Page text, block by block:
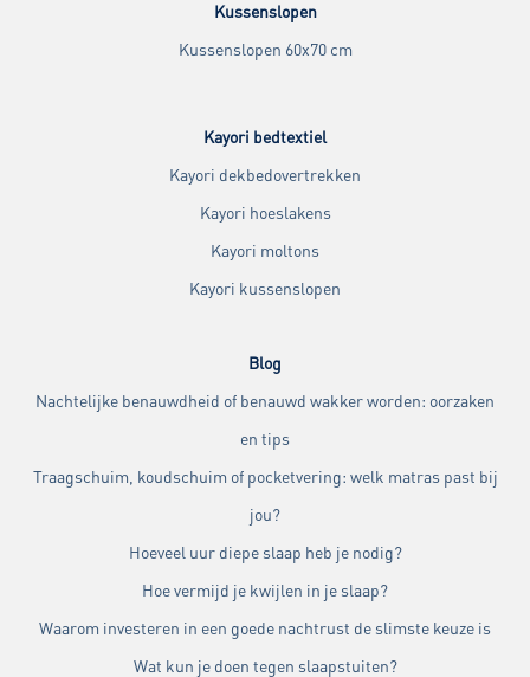
Kussenslopen
Kussenslopen 60x70 cm
Kayori bedtextiel
Kayori dekbedovertrekken
Kayori hoeslakens
Kayori moltons
Kayori kussenslopen
Blog
Nachtelijke benauwdheid of benauwd wakker worden: oorzaken
en tips
Traagschuim, koudschuim of pocketvering: welk matras past bij
jou?
Hoeveel uur diepe slaap heb je nodig?
Hoe vermijd je kwijlen in je slaap?
Waarom investeren in een goede nachtrust de slimste keuze is
Wat kun je doen tegen slaapstuiten?